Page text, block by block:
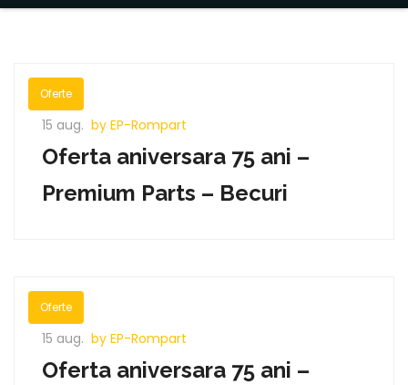
Oferte
15 aug. by EP-Rompart
Oferta aniversara 75 ani –
Premium Parts – Becuri
Oferte
15 aug. by EP-Rompart
Oferta aniversara 75 ani –